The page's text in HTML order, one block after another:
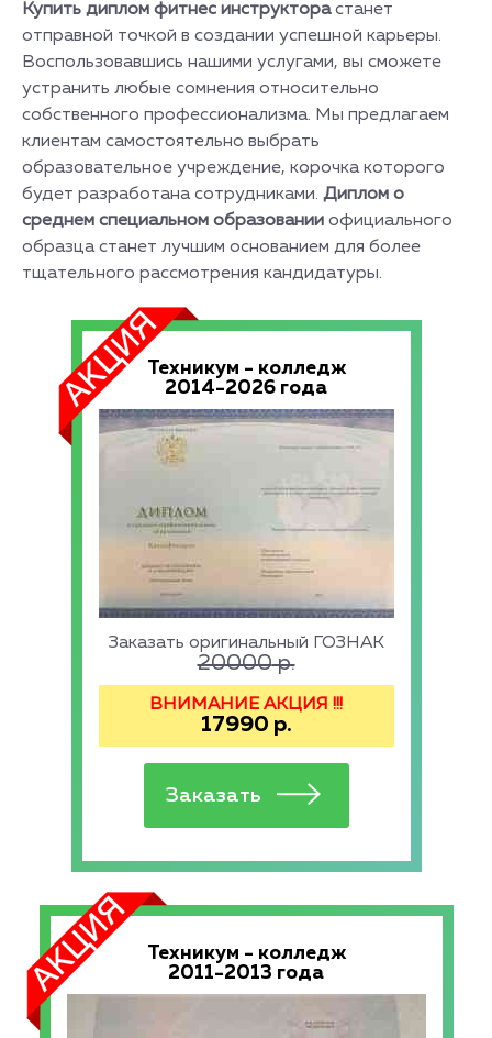
Купить диплом фитнес инструкторастанет
отправной точкой в создании успешной карьеры.
Воспользовавшись нашими услугами, вы сможете
устранить любые сомнения относительно
собственного профессионализма. Мы предлагаем
клиентам самостоятельно выбрать
образовательное учреждение, корочка которого
будет разработана сотрудниками. Диплом о
среднем специальном образовании официального
образца станет лучшим основанием для более
тщательного рассмотрения кандидатуры.
Техникум - колледж
2014-2026 года
Заказать оригинальный ГОЗНАК
20000р.
ВНИМАНИЕ АКЦИЯ !!!
17990 р.
Техникум - колледж
2011-2013 года